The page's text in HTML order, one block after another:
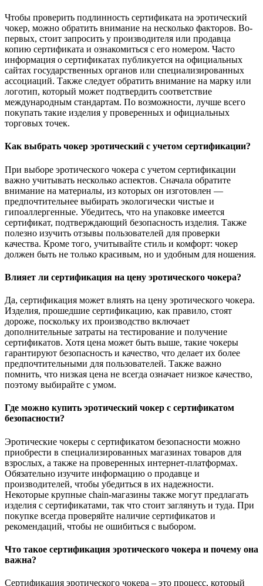
Чтобы проверить подлинность сертификата на эротический
чокер, можно обратить внимание на несколько факторов. Во-
первых, стоит запросить у производителя или продавца
копию сертификата и ознакомиться с его номером. Часто
информация о сертификатах публикуется на официальных
сайтах государственных органов или специализированных
ассоциаций. Также следует обратить внимание на марку или
логотип, который может подтвердить соответствие
международным стандартам. По возможности, лучше всего
покупать такие изделия у проверенных и официальных
торговых точек.
Как выбрать чокер эротический с учетом сертификации?
При выборе эротического чокера с учетом сертификации
важно учитывать несколько аспектов. Сначала обратите
внимание на материалы, из которых он изготовлен —
предпочтительнее выбирать экологически чистые и
гипоаллергенные. Убедитесь, что на упаковке имеется
сертификат, подтверждающий безопасность изделия. Также
полезно изучить отзывы пользователей для проверки
качества. Кроме того, учитывайте стиль и комфорт: чокер
должен быть не только красивым, но и удобным для ношения.
Влияет ли сертификация на цену эротического чокера?
Да, сертификация может влиять на цену эротического чокера.
Изделия, прошедшие сертификацию, как правило, стоят
дороже, поскольку их производство включает
дополнительные затраты на тестирование и получение
сертификатов. Хотя цена может быть выше, такие чокеры
гарантируют безопасность и качество, что делает их более
предпочтительными для пользователей. Также важно
помнить, что низкая цена не всегда означает низкое качество,
поэтому выбирайте с умом.
Где можно купить эротический чокер с сертификатом
безопасности?
Эротические чокеры с сертификатом безопасности можно
приобрести в специализированных магазинах товаров для
взрослых, а также на проверенных интернет-платформах.
Обязательно изучите информацию о продавце и
производителей, чтобы убедиться в их надежности.
Некоторые крупные chain-магазины также могут предлагать
изделия с сертификатами, так что стоит заглянуть и туда. При
покупке всегда проверяйте наличие сертификатов и
рекомендаций, чтобы не ошибиться с выбором.
Что такое сертификация эротического чокера и почему она
важна?
Сертификация эротического чокера – это процесс, который